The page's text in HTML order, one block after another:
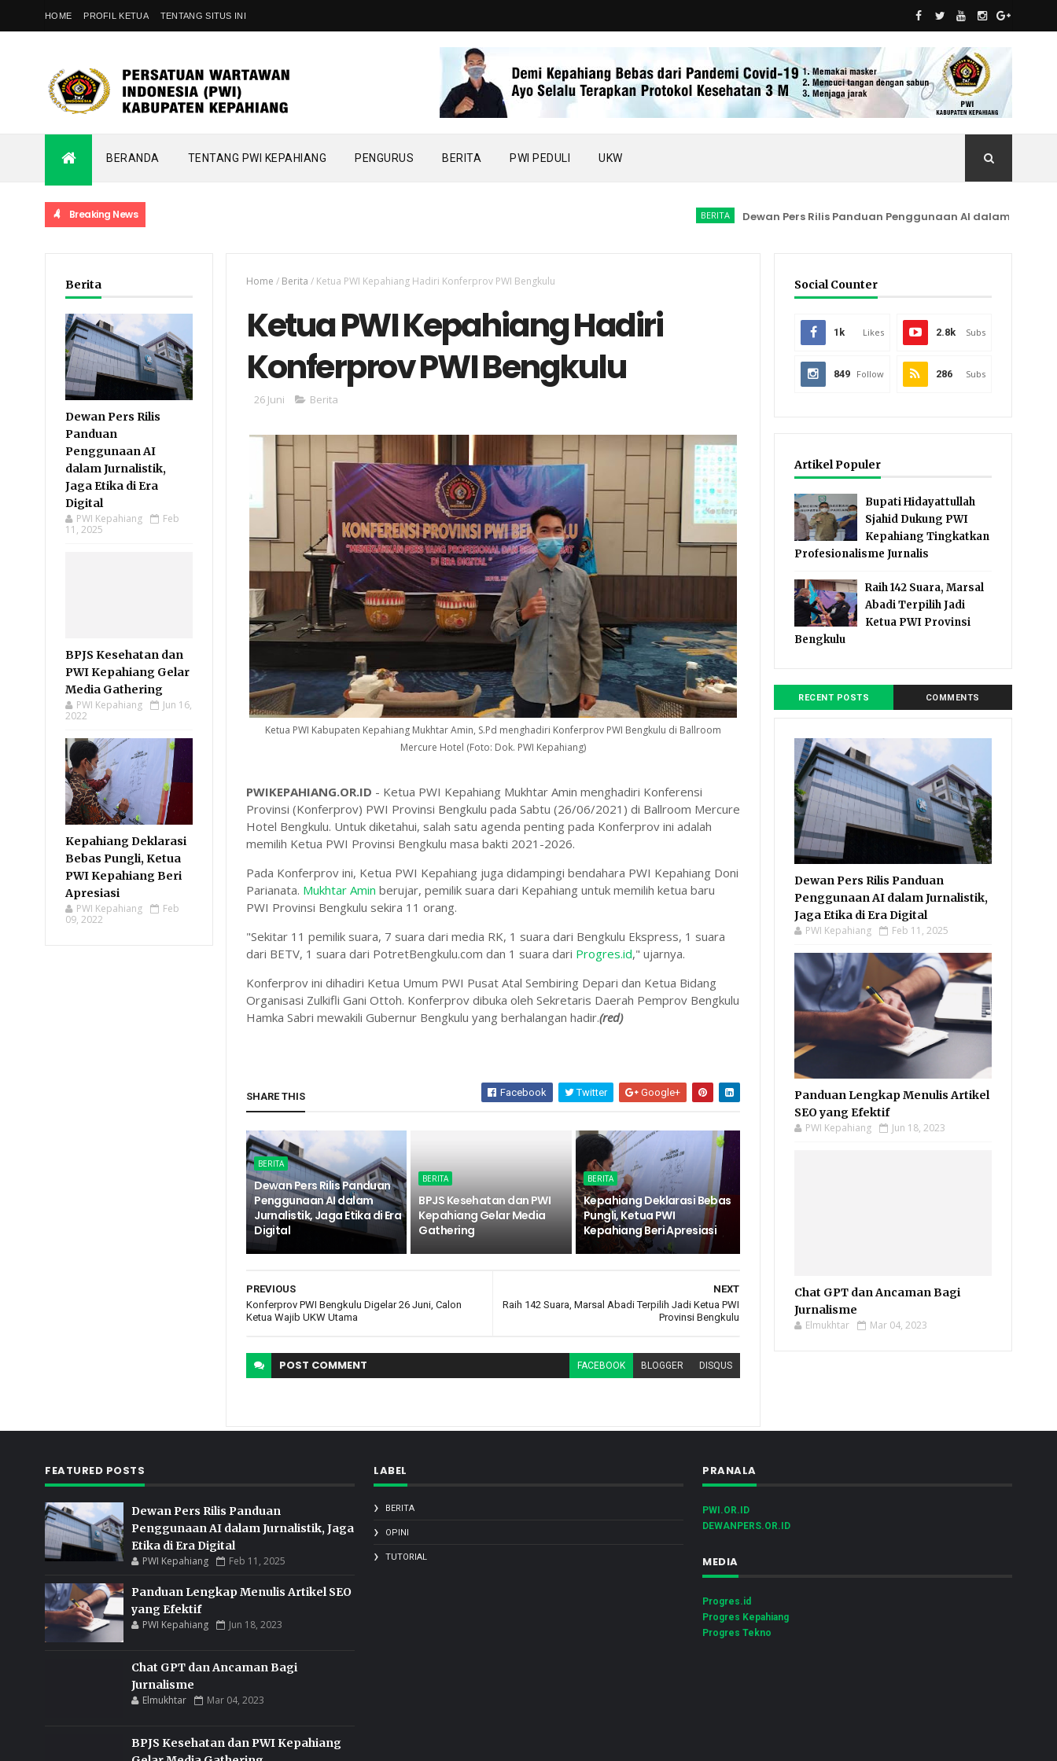
HOME PROFIL KETUA TENTANG SITUS INI
BERANDA TENTANG PWI KEPAHIANG PENGURUS BERITA PWI PEDULI UKW
Breaking News BERITA Dewan Pers Rilis Panduan Penggunaan AI dalam Jurnalistik,
Berita
Dewan Pers Rilis
Panduan
Penggunaan AI
dalam Jurnalistik,
Jaga Etika di Era
Digital
PWI Kepahiang
Feb
11, 2025
BPJS Kesehatan dan
PWI Kepahiang Gelar
Media Gathering
PWI Kepahiang
Jun 16,
2022
Kepahiang Deklarasi
Bebas Pungli, Ketua
PWI Kepahiang Beri
Apresiasi
PWI Kepahiang
Feb
09, 2022
Home / Berita / Ketua PWI Kepahiang Hadiri Konferprov PWI Bengkulu
Ketua PWI Kepahiang Hadiri
Konferprov PWI Bengkulu
26 Juni Berita
Ketua PWI Kabupaten Kepahiang Mukhtar Amin, S.Pd menghadiri Konferprov PWI Bengkulu di Ballroom
Mercure Hotel (Foto: Dok. PWI Kepahiang)
PWIKEPAHIANG.OR.ID - Ketua PWI Kepahiang Mukhtar Amin menghadiri Konferensi
Provinsi (Konferprov) PWI Provinsi Bengkulu pada Sabtu (26/06/2021) di Ballroom Mercure
Hotel Bengkulu. Untuk diketahui, salah satu agenda penting pada Konferprov ini adalah
memilih Ketua PWI Provinsi Bengkulu masa bakti 2021-2026.
Pada Konferprov ini, Ketua PWI Kepahiang juga didampingi bendahara PWI Kepahiang Doni
Parianata. Mukhtar Amin berujar, pemilik suara dari Kepahiang untuk memilih ketua baru
PWI Provinsi Bengkulu sekira 11 orang.
"Sekitar 11 pemilik suara, 7 suara dari media RK, 1 suara dari Bengkulu Ekspress, 1 suara
dari BETV, 1 suara dari PotretBengkulu.com dan 1 suara dari Progres.id," ujarnya.
Konferprov ini dihadiri Ketua Umum PWI Pusat Atal Sembiring Depari dan Ketua Bidang
Organisasi Zulkifli Gani Ottoh. Konferprov dibuka oleh Sekretaris Daerah Pemprov Bengkulu
Hamka Sabri mewakili Gubernur Bengkulu yang berhalangan hadir.(red)
SHARE THIS Facebook Twitter Google+
BERITA
Dewan Pers Rilis Panduan
Penggunaan AI dalam
Jurnalistik, Jaga Etika di Era
Digital
BERITA
BPJS Kesehatan dan PWI
Kepahiang Gelar Media
Gathering
BERITA
Kepahiang Deklarasi Bebas
Pungli, Ketua PWI
Kepahiang Beri Apresiasi
NEXT
Raih 142 Suara, Marsal Abadi Terpilih Jadi Ketua PWI
Provinsi Bengkulu
PREVIOUS
Konferprov PWI Bengkulu Digelar 26 Juni, Calon
Ketua Wajib UKW Utama
POST COMMENT FACEBOOK BLOGGER DISQUS
Social Counter
1k Likes 2.8k Subs
849 Follow 286 Subs
Artikel Populer
Bupati Hidayattullah
Sjahid Dukung PWI
Kepahiang Tingkatkan
Profesionalisme Jurnalis
Raih 142 Suara, Marsal
Abadi Terpilih Jadi
Ketua PWI Provinsi
Bengkulu
RECENT POSTS COMMENTS
Dewan Pers Rilis Panduan
Penggunaan AI dalam Jurnalistik,
Jaga Etika di Era Digital
PWI Kepahiang Feb 11, 2025
Panduan Lengkap Menulis Artikel
SEO yang Efektif
PWI Kepahiang Jun 18, 2023
Chat GPT dan Ancaman Bagi
Jurnalisme
Elmukhtar Mar 04, 2023
FEATURED POSTS
Dewan Pers Rilis Panduan
Penggunaan AI dalam Jurnalistik, Jaga
Etika di Era Digital
PWI Kepahiang Feb 11, 2025
Panduan Lengkap Menulis Artikel SEO
yang Efektif
PWI Kepahiang Jun 18, 2023
Chat GPT dan Ancaman Bagi
Jurnalisme
Elmukhtar Mar 04, 2023
BPJS Kesehatan dan PWI Kepahiang
LABEL
BERITA
OPINI
TUTORIAL
PRANALA
PWI.OR.ID
DEWANPERS.OR.ID
MEDIA
Progres.id
Progres Kepahiang
Progres Tekno